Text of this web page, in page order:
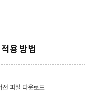
용 방법
전 파일 다운로드